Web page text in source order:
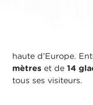
haute d’Europe.
mètres et de 14
tous ses visiteurs.